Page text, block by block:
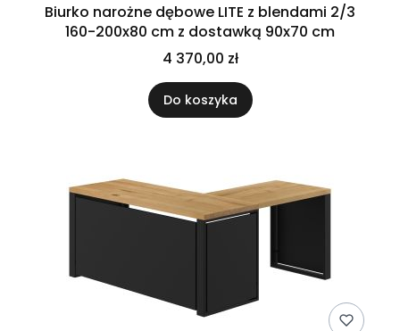
Biurko narożne dębowe LITE z blendami 2/3
160-200x80 cm z dostawką 90x70 cm
4 370,00 zł
Do koszyka